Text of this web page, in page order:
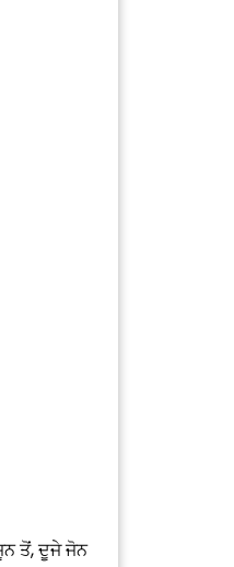
ਤੋਂ, ਦੂਜੇ ਜੋਨ